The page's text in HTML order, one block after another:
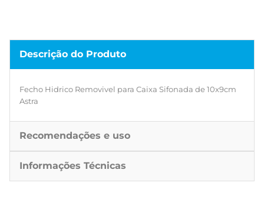
Descrição do Produto
Fecho Hidrico Removivel para Caixa Sifonada de 10x9cm
Astra
Recomendações e uso
Informações Técnicas